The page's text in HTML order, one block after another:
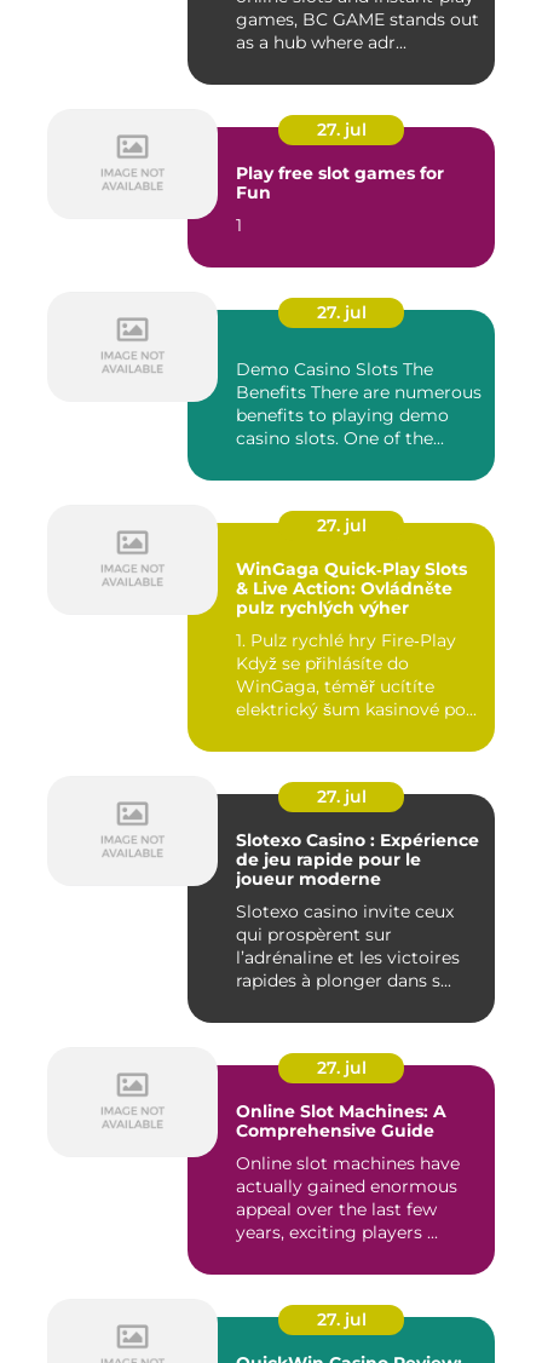
games, BC GAME stands out
as a hub where adr...
27. jul
Play free slot games for
Fun
1
27. jul
Demo Casino Slots The
Benefits There are numerous
benefits to playing demo
casino slots. One of the...
27. jul
WinGaga Quick‑Play Slots
& Live Action: Ovládněte
pulz rychlých výher
1. Pulz rychlé hry Fire‑Play
Když se přihlásíte do
WinGaga, téměř ucítíte
elektrický šum kasinové po...
27. jul
Slotexo Casino : Expérience
de jeu rapide pour le
joueur moderne
Slotexo casino invite ceux
qui prospèrent sur
l’adrénaline et les victoires
rapides à plonger dans s...
27. jul
Online Slot Machines: A
Comprehensive Guide
Online slot machines have
actually gained enormous
appeal over the last few
years, exciting players ...
27. jul